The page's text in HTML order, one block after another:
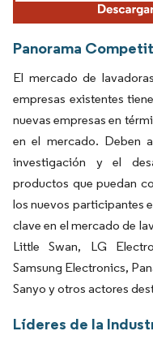
Panorama
El mercado de
empresas existentes
nuevas empresas en
en el mercado. Deben
investigación y el
productos que puedan
los nuevos participantes
clave en el mercado de
Little Swan, LG
Samsung Electronics,
Sanyo y otros actores
Líderes de la